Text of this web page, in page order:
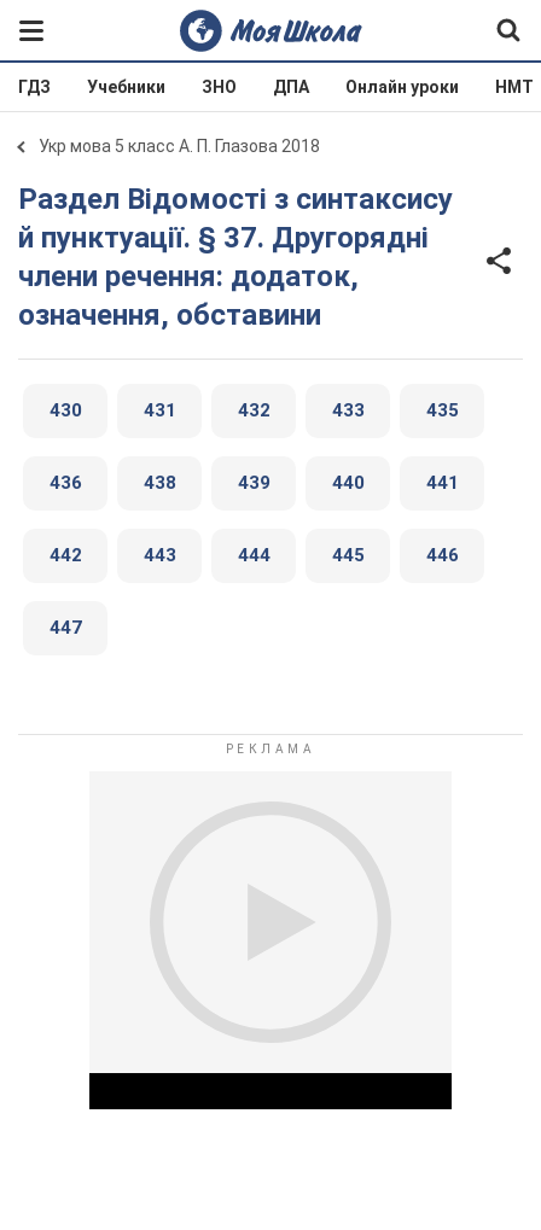
ГДЗ Учебники ЗНО ДПА Онлайн уроки НМТ
Укр мова 5 класс А. П. Глазова 2018
Раздел Відомості з синтаксису
й пунктуації. § 37. Другорядні
члени речення: додаток,
означення, обставини
430 431 432 433 435
436 438 439 440 441
442 443 444 445 446
447